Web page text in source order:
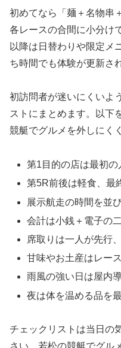
初めてなら「麺＋名物串
各レースの合間に小分け
以降は日替わりや限定メ
ち時間でも体験が更新さ
初訪問者が迷いにくいよ
ストにまとめます。以下
競艇でグルメを外しにく
第1目的の店は最初の
第5R前後は軽食、最
展示航走の時間を並
会計は小銭＋電子の
席取りは一人が先行
甘味やお土産はレー
雨風の強い日は屋内
夜は体を温める品を
チェックリストは当日の